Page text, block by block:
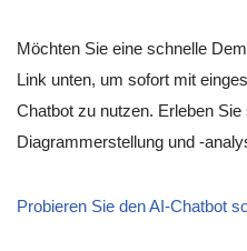
Möchten Sie eine schnelle
Link unten, um sofort mit
Chatbot zu nutzen. Erleben
Diagrammerstellung und -
Probieren Sie den AI-Chatbot